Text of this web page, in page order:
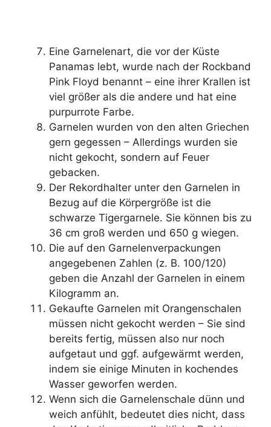
Eine Garnelenart, die vor der Küste
Panamas lebt, wurde nach der Rockband
Pink Floyd benannt – eine ihrer Krallen ist
viel größer als die andere und hat eine
purpurrote Farbe.
Garnelen wurden von den alten Griechen
gern gegessen – Allerdings wurden sie
nicht gekocht, sondern auf Feuer
gebacken.
Der Rekordhalter unter den Garnelen in
Bezug auf die Körpergröße ist die
schwarze Tigergarnele. Sie können bis zu
36 cm groß werden und 650 g wiegen.
Die auf den Garnelenverpackungen
angegebenen Zahlen (z. B. 100/120)
geben die Anzahl der Garnelen in einem
Kilogramm an.
Gekaufte Garnelen mit Orangenschalen
müssen nicht gekocht werden – Sie sind
bereits fertig, müssen also nur noch
aufgetaut und ggf. aufgewärmt werden,
indem sie einige Minuten in kochendes
Wasser geworfen werden.
Wenn sich die Garnelenschale dünn und
weich anfühlt, bedeutet dies nicht, dass